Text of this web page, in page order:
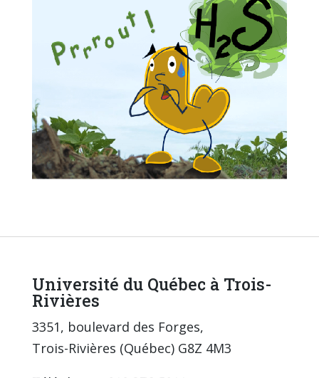
Université du Québec à Trois-
Rivières
3351, boulevard des Forges,
Trois-Rivières (Québec) G8Z 4M3